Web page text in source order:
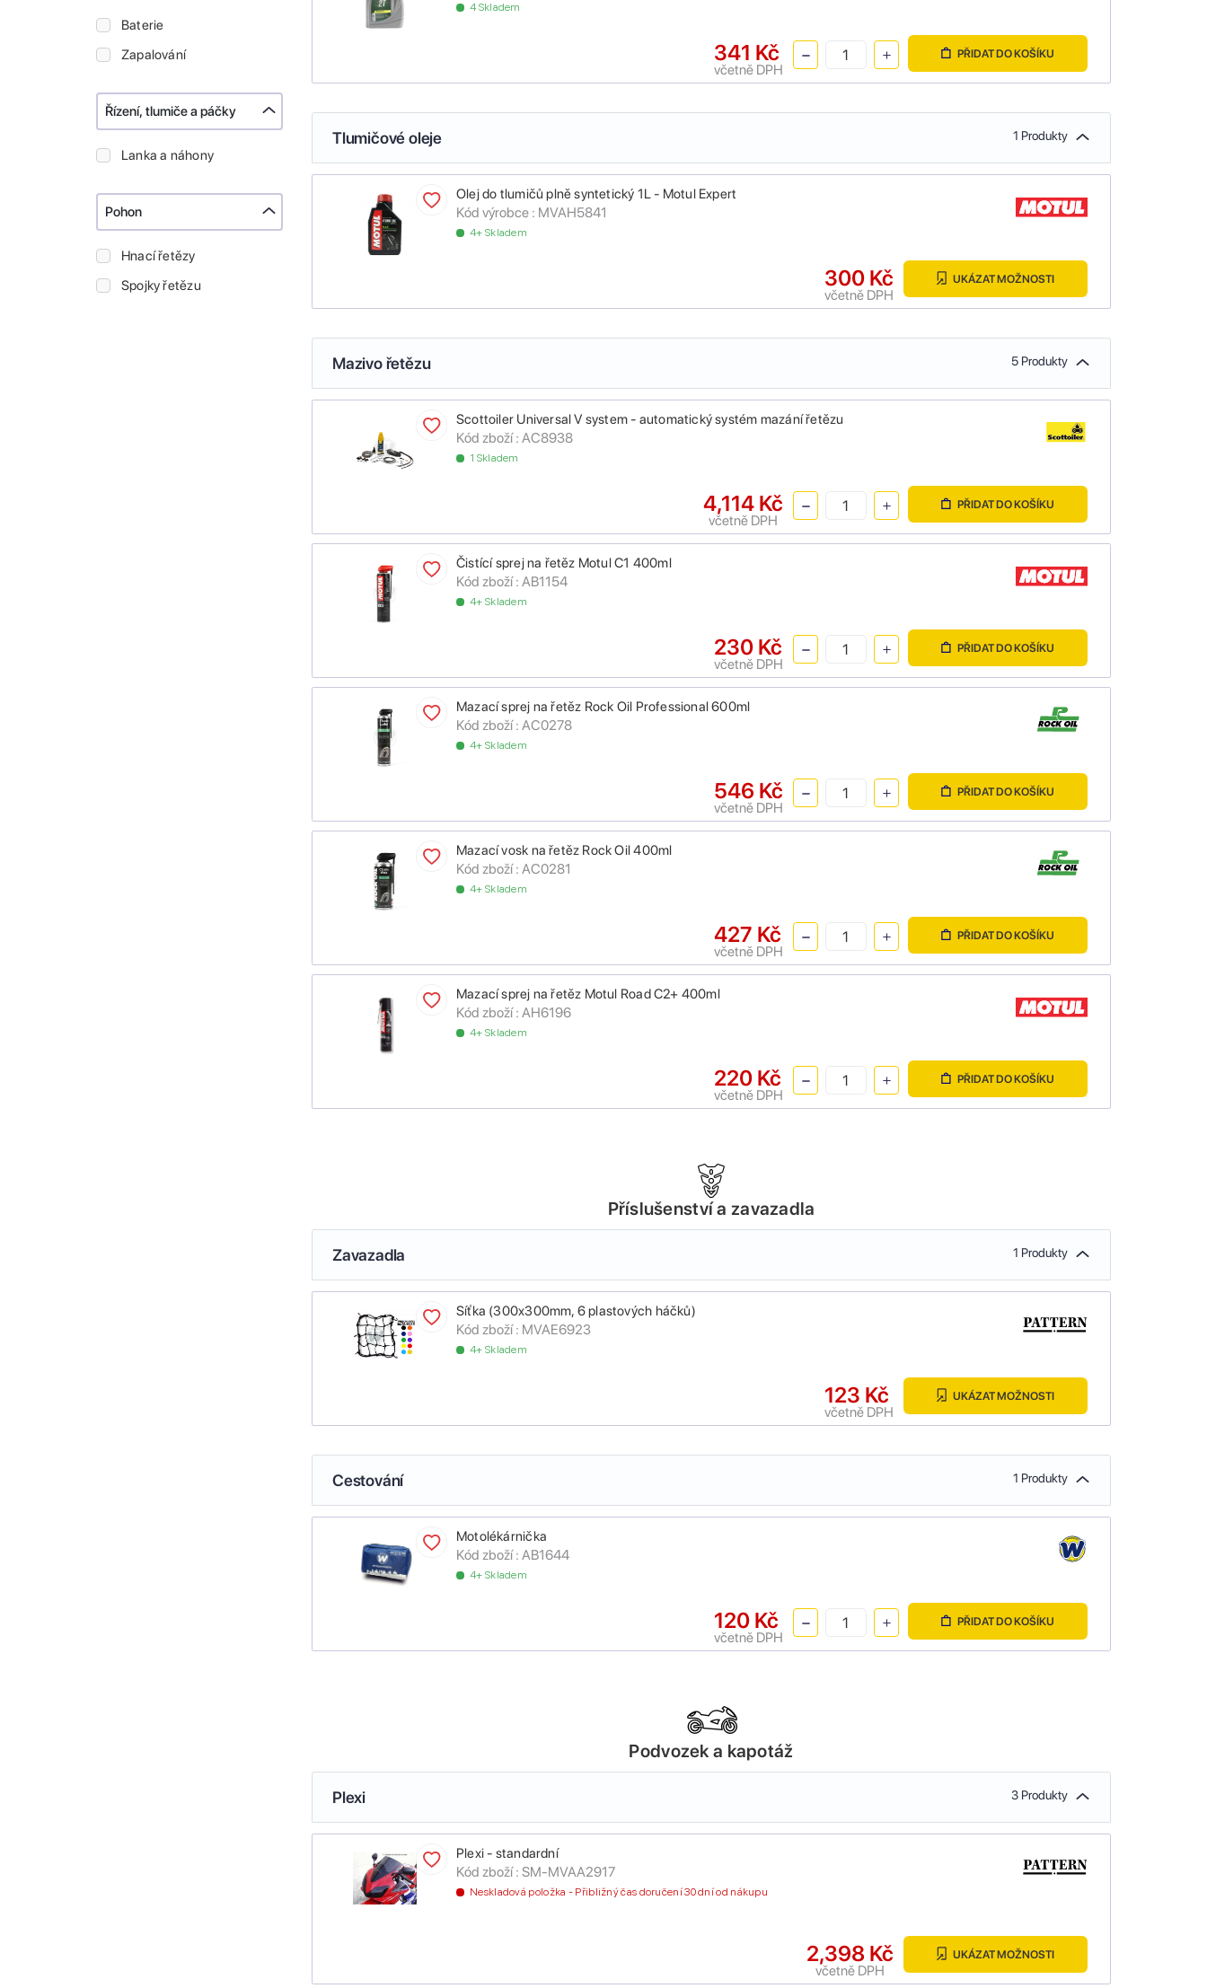
Baterie
Zapalování
Řízení, tlumiče a páčky
Lanka a náhony
Pohon
Hnací řetězy
Spojky řetězu
4 Skladem
341 Kč
včetně DPH
PŘIDAT DO KOŠÍKU
Tlumičové oleje 1 Produkty
Olej do tlumičů plně syntetický 1L - Motul Expert
Kód výrobce : MVAH5841
4+ Skladem
300 Kč
včetně DPH
UKÁZAT MOŽNOSTI
Mazivo řetězu 5 Produkty
Scottoiler Universal V system - automatický systém mazání řetězu
Kód zboží : AC8938
1 Skladem
4,114 Kč
včetně DPH
PŘIDAT DO KOŠÍKU
Čistící sprej na řetěz Motul C1 400ml
Kód zboží : AB1154
4+ Skladem
230 Kč
včetně DPH
PŘIDAT DO KOŠÍKU
Mazací sprej na řetěz Rock Oil Professional 600ml
Kód zboží : AC0278
4+ Skladem
546 Kč
včetně DPH
PŘIDAT DO KOŠÍKU
Mazací vosk na řetěz Rock Oil 400ml
Kód zboží : AC0281
4+ Skladem
427 Kč
včetně DPH
PŘIDAT DO KOŠÍKU
Mazací sprej na řetěz Motul Road C2+ 400ml
Kód zboží : AH6196
4+ Skladem
220 Kč
včetně DPH
PŘIDAT DO KOŠÍKU
Příslušenství a zavazadla
Zavazadla 1 Produkty
Síťka (300x300mm, 6 plastových háčků)
Kód zboží : MVAE6923
4+ Skladem
123 Kč
včetně DPH
UKÁZAT MOŽNOSTI
Cestování 1 Produkty
Motolékárnička
Kód zboží : AB1644
4+ Skladem
120 Kč
včetně DPH
PŘIDAT DO KOŠÍKU
Podvozek a kapotáž
Plexi 3 Produkty
Plexi - standardní
Kód zboží : SM-MVAA2917
Neskladová položka - Přibližný čas doručení 30 dní od nákupu
2,398 Kč
včetně DPH
UKÁZAT MOŽNOSTI